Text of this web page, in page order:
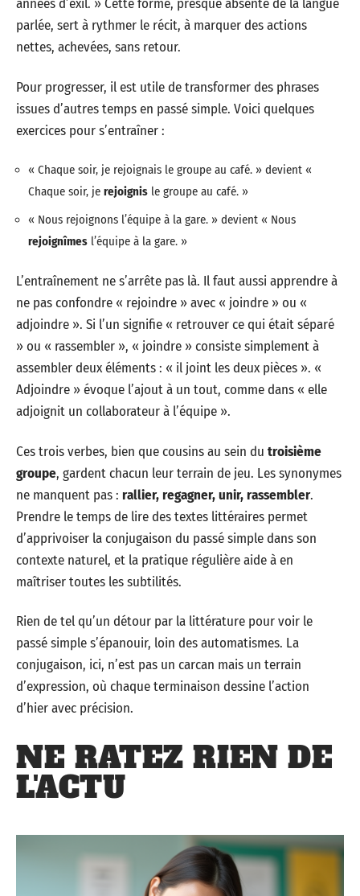
années d’exil. » Cette forme, presque absente de la langue
parlée, sert à rythmer le récit, à marquer des actions
nettes, achevées, sans retour.
Pour progresser, il est utile de transformer des phrases
issues d’autres temps en passé simple. Voici quelques
exercices pour s’entraîner :
« Chaque soir, je rejoignais le groupe au café. » devient «
Chaque soir, je rejoignis le groupe au café. »
« Nous rejoignons l’équipe à la gare. » devient « Nous
rejoignîmes l’équipe à la gare. »
L’entraînement ne s’arrête pas là. Il faut aussi apprendre à
ne pas confondre « rejoindre » avec « joindre » ou «
adjoindre ». Si l’un signifie « retrouver ce qui était séparé
» ou « rassembler », « joindre » consiste simplement à
assembler deux éléments : « il joint les deux pièces ». «
Adjoindre » évoque l’ajout à un tout, comme dans « elle
adjoignit un collaborateur à l’équipe ».
Ces trois verbes, bien que cousins au sein du troisième
groupe, gardent chacun leur terrain de jeu. Les synonymes
ne manquent pas : rallier, regagner, unir, rassembler.
Prendre le temps de lire des textes littéraires permet
d’apprivoiser la conjugaison du passé simple dans son
contexte naturel, et la pratique régulière aide à en
maîtriser toutes les subtilités.
Rien de tel qu’un détour par la littérature pour voir le
passé simple s’épanouir, loin des automatismes. La
conjugaison, ici, n’est pas un carcan mais un terrain
d’expression, où chaque terminaison dessine l’action
d’hier avec précision.
NE RATEZ RIEN DE
L'ACTU